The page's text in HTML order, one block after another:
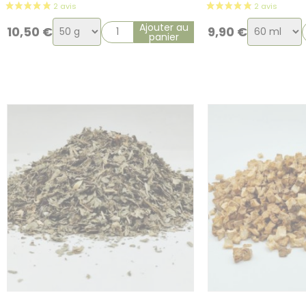
5 avis
10,50 €Choix
de
Ajouter au
panier 9,90 €Choix
de